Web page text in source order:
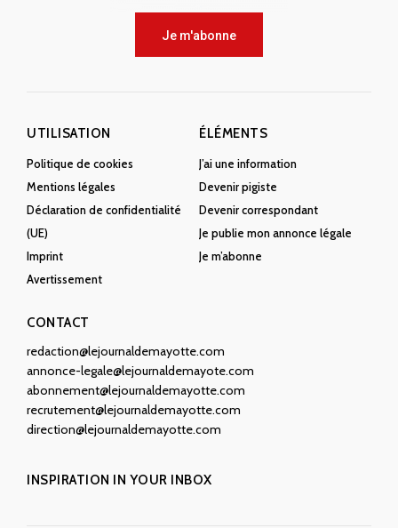
Je m'abonne
UTILISATION
Politique de cookies
Mentions légales
Déclaration de confidentialité
(UE)
Imprint
Avertissement
ÉLÉMENTS
J’ai une information
Devenir pigiste
Devenir correspondant
Je publie mon annonce légale
Je m’abonne
CONTACT
redaction@lejournaldemayotte.com
annonce-legale@lejournaldemayote.com
abonnement@lejournaldemayotte.com
recrutement@lejournaldemayotte.com
direction@lejournaldemayotte.com
INSPIRATION IN YOUR INBOX